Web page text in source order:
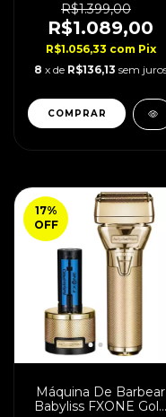
R$1.399,00
R$1.089,00
R$1.056,33 com Pix
8 x de R$136,13 sem
17%
OFF
Máquina De Barbear
Babyliss FXONE Gold